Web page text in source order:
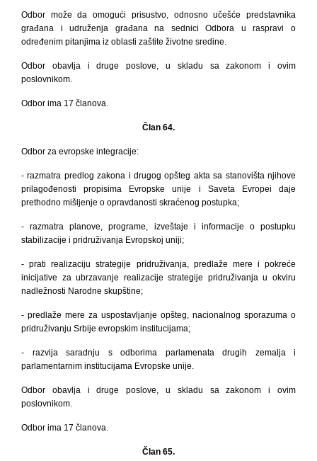
Odbor može da omogući prisustvo, odnosno učešće predstavnika
građana i udruženja građana na sednici Odbora u raspravi o
određenim pitanjima iz oblasti zaštite životne sredine.
Odbor obavlja i druge poslove, u skladu sa zakonom i ovim
poslovnikom.
Odbor ima 17 članova.
Član 64.
Odbor za evropske integracije:
- razmatra predlog zakona i drugog opšteg akta sa stanovišta njihove
prilagođenosti propisima Evropske unije i Saveta Evropei daje
prethodno mišljenje o opravdanosti skraćenog postupka;
- razmatra planove, programe, izveštaje i informacije o postupku
stabilizacije i pridruživanja Evropskoj uniji;
- prati realizaciju strategije pridruživanja, predlaže mere i pokreće
inicijative za ubrzavanje realizacije strategije pridruživanja u okviru
nadležnosti Narodne skupštine;
- predlaže mere za uspostavljanje opšteg, nacionalnog sporazuma o
pridruživanju Srbije evropskim institucijama;
- razvija saradnju s odborima parlamenata drugih zemalja i
parlamentarnim institucijama Evropske unije.
Odbor obavlja i druge poslove, u skladu sa zakonom i ovim
poslovnikom.
Odbor ima 17 članova.
Član 65.